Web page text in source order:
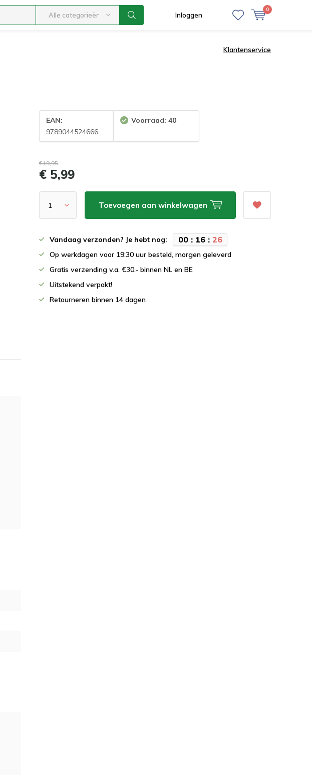
Alle categorieën Inloggen
0
Klantenservice
EAN:
9789044524666
Voorraad: 40
€19,95
€ 5,99
Toevoegen aan winkelwagen
Vandaag verzonden? Je hebt nog: 00: 16: 25
Op werkdagen voor 19:30 uur besteld, morgen geleverd
Gratis verzending v.a. €30,- binnen NL en BE
Uitstekend verpakt!
Retourneren binnen 14 dagen